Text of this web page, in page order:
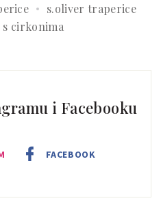
s.oliver traperice
cirkonima
i Facebooku
FACEBOOK